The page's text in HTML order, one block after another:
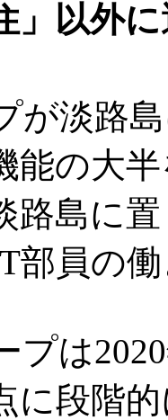
」以外
が淡路
能の大
路島に
部員の
は
に段階